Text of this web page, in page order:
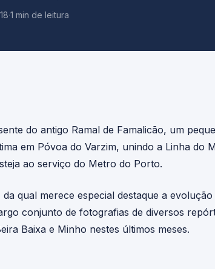
·1 min de leitura
do antigo Ramal de Famalicão, um
em Póvoa do Varzim, unindo a Linha do
ao serviço do Metro do Porto.
qual merece especial destaque a
conjunto de fotografias de diversos
Baixa e Minho nestes últimos meses.